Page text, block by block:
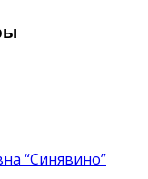
“Синявино”